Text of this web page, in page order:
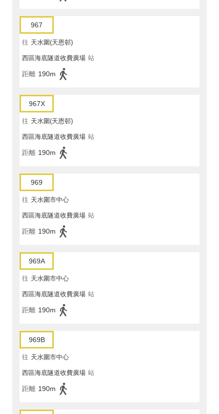
967
往 天水圍(天恩邨)
西區海底隧道收費廣場 站
距離 190m
967X
往 天水圍(天恩邨)
西區海底隧道收費廣場 站
距離 190m
969
往 天水圍市中心
西區海底隧道收費廣場 站
距離 190m
969A
往 天水圍市中心
西區海底隧道收費廣場 站
距離 190m
969B
往 天水圍市中心
西區海底隧道收費廣場 站
距離 190m